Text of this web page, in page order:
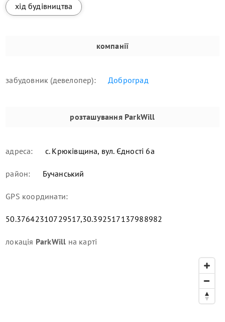
хід будівництва
компанії
забудовник (девелопер): Доброград
розташуванняParkWill
адреса: с. Крюківщина, вул. Єдності 6а
район: Бучанський
GPS координати:
50.37642310729517,30.392517137988982
локація ParkWill на карті